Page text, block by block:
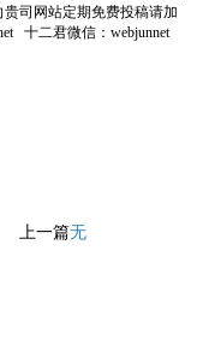
司网站定期免费投稿请加
十二君微信：webjunnet
上一篇无